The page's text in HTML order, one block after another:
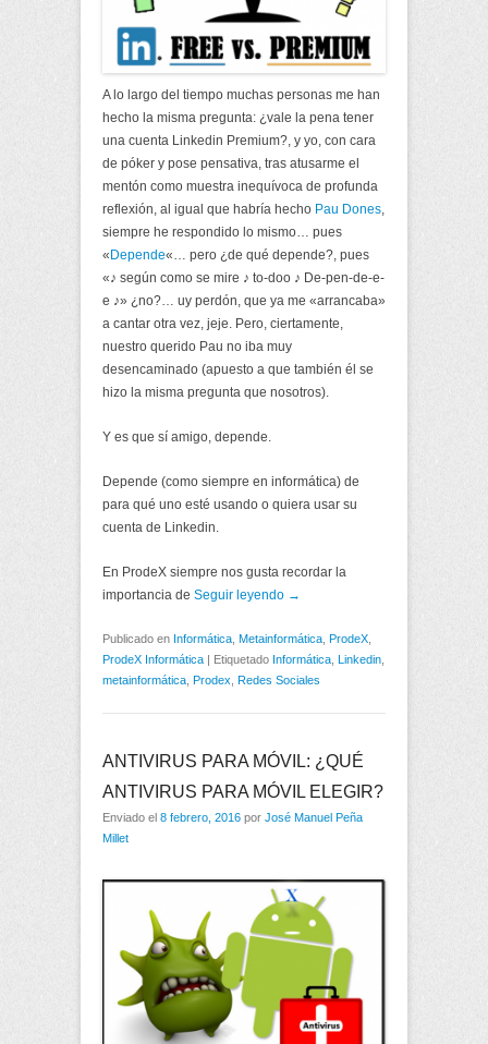
A lo largo del tiempo muchas personas me han
hecho la misma pregunta: ¿vale la pena tener
una cuenta Linkedin Premium?, y yo, con cara
de póker y pose pensativa, tras atusarme el
mentón como muestra inequívoca de profunda
reflexión, al igual que habría hecho Pau Dones,
siempre he respondido lo mismo… pues
« Depende«… pero ¿de qué depende?, pues
«♪ según como se mire ♪ to-doo ♪ De-pen-de-e-
e ♪» ¿no?… uy perdón, que ya me «arrancaba»
a cantar otra vez, jeje. Pero, ciertamente,
nuestro querido Pau no iba muy
desencaminado (apuesto a que también él se
hizo la misma pregunta que nosotros).
Y es que sí amigo, depende.
Depende (como siempre en informática) de
para qué uno esté usando o quiera usar su
cuenta de Linkedin.
En ProdeX siempre nos gusta recordar la
importancia de Seguir leyendo →
Publicado en Informática Metainformática ProdeX
ProdeX Informática | Etiquetado Informática Linkedin
metainformática Prodex Redes Sociales
ANTIVIRUS PARA MÓVIL: ¿QUÉ
ANTIVIRUS PARA MÓVIL ELEGIR?
Enviado el 8 febrero, 2016 por José Manuel Peña
Millet